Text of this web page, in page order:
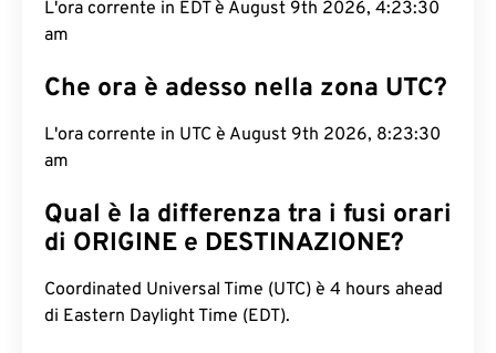
L'ora corrente in EDT è August 9th 2026, 4:23:31
am
Che ora è adesso nella zona UTC?
L'ora corrente in UTC è August 9th 2026, 8:23:31
am
Qual è la differenza tra i fusi orari
di ORIGINE e DESTINAZIONE?
Coordinated Universal Time (UTC) è 4 hours ahead
di Eastern Daylight Time (EDT).